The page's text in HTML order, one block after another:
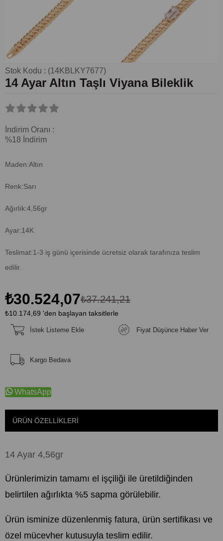
Stok Kodu (14KBLKY7677)
14 Ayar Altın Taşlı Viyana Bileklik
İndirim Oranı :
%18 İndirim
Maden:Altın
Renk:Sarı
Ağırlık:4,56gr
Ayar:14K
Teslimat:1-3 iş günü içerisinde ücretsiz olarak tarafınıza teslim
edilir.
₺37.241,21
₺30.524,07
₺10.174,69 'den başlayan taksitlerle
İstek Listeme Ekle Fiyat Düşünce Haber Ver
Kargo Bedava
WhatsApp
ÜRÜN ÖZELLIKLERI
14 Ayar 4,56gr
Ürünlerimizin tamamı el işçiliği ile üretildiğinden
belirtilen ağırlıkta %5 sapma görülebilir.
Ürün isminize düzenlenmiş fatura, ürün sertifikası ve
özel mücevher kutusuyla teslim edilir.